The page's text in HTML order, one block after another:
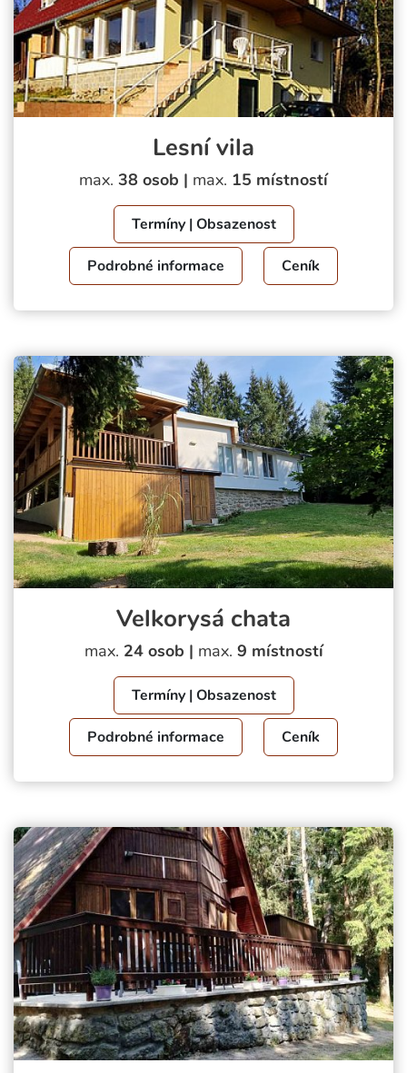
Lesní vila
max. 38 osob | max. 15 místností
Termíny | Obsazenost
Podrobné informace Ceník
Velkorysá chata
max. 24 osob | max. 9 místností
Termíny | Obsazenost
Podrobné informace Ceník